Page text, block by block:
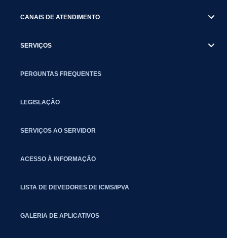
CANAIS DE ATENDIMENTO
SERVIÇOS
PERGUNTAS FREQUENTES
LEGISLAÇÃO
SERVIÇOS AO SERVIDOR
ACESSO À INFORMAÇÃO
LISTA DE DEVEDORES DE ICMS/IPVA
GALERIA DE APLICATIVOS